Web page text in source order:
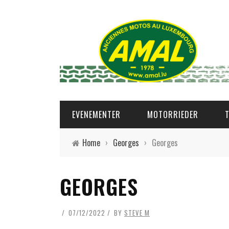
EVENEMENTER MOTORRIEDER
Home › Georges › Georges
GEORGES
07/12/2022 BY STEVE M